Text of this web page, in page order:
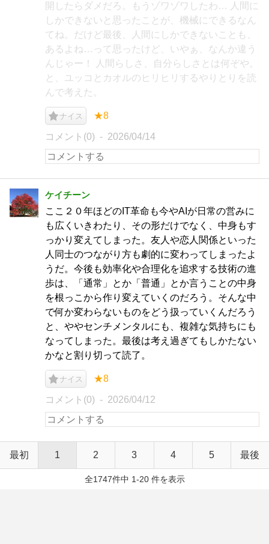
開したらダメだろ。もうゾワゾワしたわ… 人間に
しかできないと思ったことが、機械にできるなん
てね。だけど最後、人間にしかできないことも、
あるよね…って思ったけど、いやぁ、なんか違う
んじゃー！ 人間らしさ、自分らしさとは何ぞや。
と、ユッコとカオルのヒリヒリするやりとりを読
んで考えた。
ナイス ★8
コメント(0) 2026/04/14
ケイチーン
ここ２０年ほどのIT革命も今やAIが日常の営みに
も広くいきわたり、その形だけでなく、中身もす
っかり変えてしまった。友人や恋人関係といった
人同士のつながり方も劇的に変わってしまったよ
うだ。今後も効率化や合理化を追求する技術の進
歩は、「通常」とか「普通」とか言うことの中身
を根っこから作り変えていくのだろう。そんな中
で何か変わらないものをどう扱っていくんだろう
と、ややセンチメンタルにも、複雑な気持ちにも
なってしまった。最後は考え過ぎてもしかたない
かなと割り切って読了。
ナイス ★8
コメント(0) 2026/04/12
最初 1 2 3 4 5 最後
全1747件中 1-20 件を表示